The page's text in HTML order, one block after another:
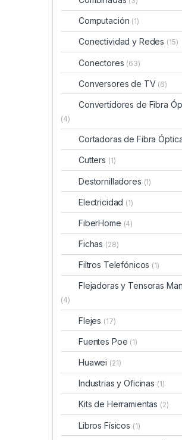
Computación (1)
Conectividad y Redes (15)
Conectores (63)
Conversores de TV (6)
Convertidores de Fibra
(4)
Cortadoras de Fibra
Cutters (1)
Destornilladores (1)
Electricidad (1)
FiberHome (4)
Fichas (28)
Filtros Telefónicos (1)
Flejadoras y Tensoras
(4)
Flejes (17)
Fuentes Poe (1)
Huawei (21)
Industrias y Oficinas (1)
Kits de Herramientas (2)
Libros Físicos (1)